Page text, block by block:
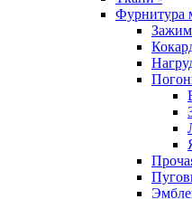
Фурнитура